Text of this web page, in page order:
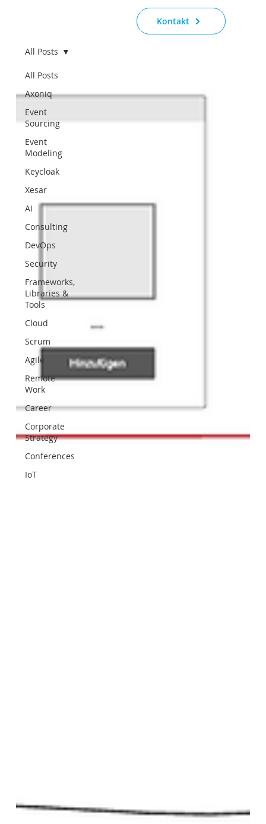
Kontakt
All Posts
Axoniq
Event
Sourcing
Event
Modeling
Keycloak
Xesar
AI
Consulting
DevOps
Security
Frameworks,
Libraries &
Tools
Cloud
Scrum
Agile
Remote
Work
Career
Corporate
Strategy
Conferences
IoT
All Posts